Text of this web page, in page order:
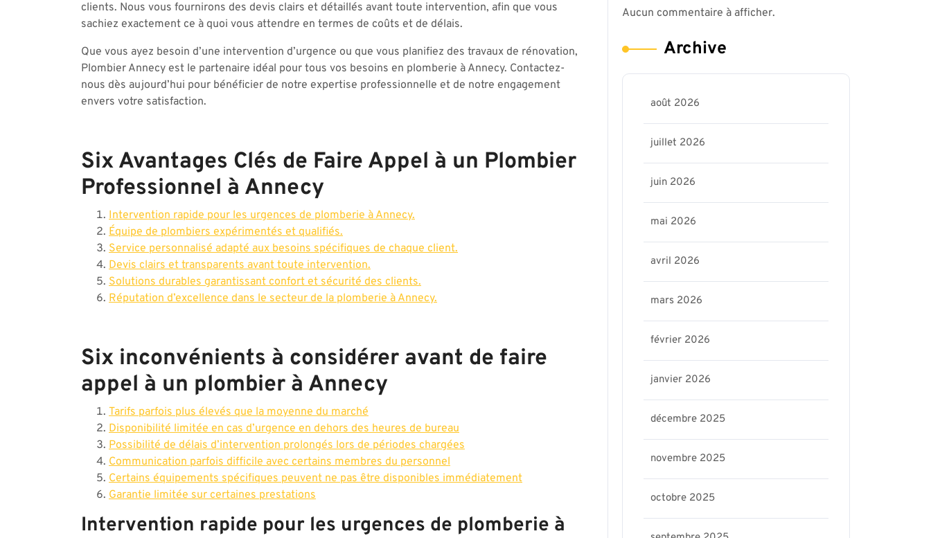
clients. Nous vous fournirons des devis clairs et détaillés avant toute intervention, afin que vous
sachiez exactement ce à quoi vous attendre en termes de coûts et de délais.
Que vous ayez besoin d’une intervention d’urgence ou que vous planifiez des travaux de rénovation,
Plombier Annecy est le partenaire idéal pour tous vos besoins en plomberie à Annecy. Contactez-
nous dès aujourd’hui pour bénéficier de notre expertise professionnelle et de notre engagement
envers votre satisfaction.
Six Avantages Clés de Faire Appel à un Plombier
Professionnel à Annecy
Intervention rapide pour les urgences de plomberie à Annecy.
Équipe de plombiers expérimentés et qualifiés.
Service personnalisé adapté aux besoins spécifiques de chaque client.
Devis clairs et transparents avant toute intervention.
Solutions durables garantissant confort et sécurité des clients.
Réputation d’excellence dans le secteur de la plomberie à Annecy.
Six inconvénients à considérer avant de faire
appel à un plombier à Annecy
Tarifs parfois plus élevés que la moyenne du marché
Disponibilité limitée en cas d’urgence en dehors des heures de bureau
Possibilité de délais d’intervention prolongés lors de périodes chargées
Communication parfois difficile avec certains membres du personnel
Certains équipements spécifiques peuvent ne pas être disponibles immédiatement
Garantie limitée sur certaines prestations
Intervention rapide pour les urgences de plomberie à
Aucun commentaire à afficher.
Archive
août 2026
juillet 2026
juin 2026
mai 2026
avril 2026
mars 2026
février 2026
janvier 2026
décembre 2025
novembre 2025
octobre 2025